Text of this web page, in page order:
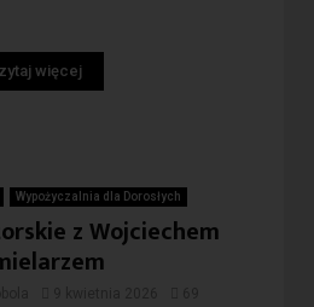
więcej
Wypożyczalnia dla Dorosłych
z Wojciechem